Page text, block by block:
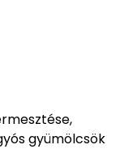
gyümölcsök